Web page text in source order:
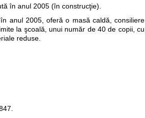
în anul 2005 (în construcţie).
anul 2005, oferă o masă caldă, consiliere
la şcoală, unui număr de 40 de copii, cu
reduse.